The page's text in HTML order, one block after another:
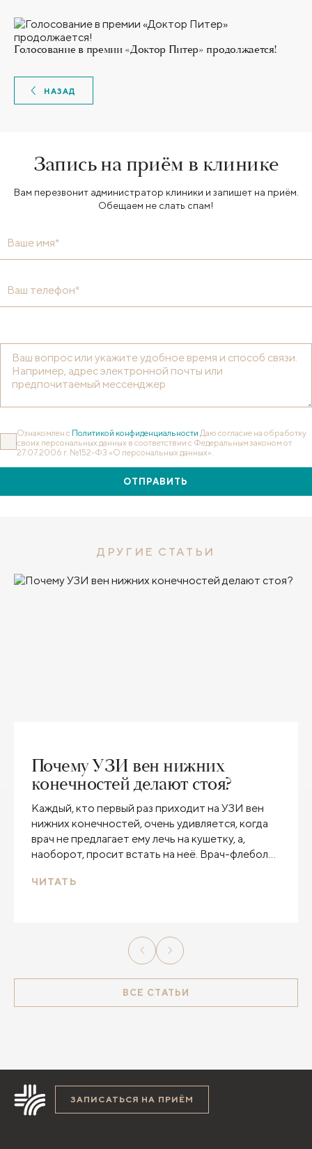
Голосование в премии «Доктор Питер» продолжается!
НАЗАД
Запись на приём в клинике
Вам перезвонит администратор клиники и запишет на приём.
Обещаем не слать спам!
Ваше имя*
Ваш телефон*
Ознакомлен с Политикой конфиденциальности Даю согласие на обработку
своих персональных данных в соответствии с Федеральным законом от
27.07.2006 г. №152-ФЗ «О персональных данных».
ОТПРАВИТЬ
ДРУГИЕ СТАТЬИ
Почему УЗИ вен нижних
конечностей делают стоя?
Каждый, кто первый раз приходит на УЗИ вен
нижних конечностей, очень удивляется, когда
врач не предлагает ему лечь на кушетку, а,
наоборот, просит встать на неё. Врач-флеболог,
Леонидович Дука объясняет, почему только в
ЧИТАТЬ
ВСЕ СТАТЬИ
ЗАПИСАТЬСЯ НА ПРИЁМ